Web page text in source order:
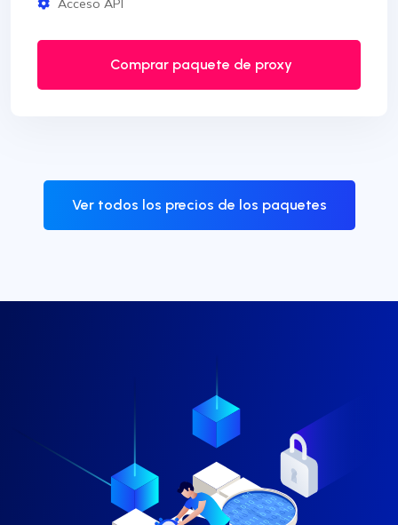
Acceso API
Comprar paquete de proxy
Ver todos los precios de los paquetes